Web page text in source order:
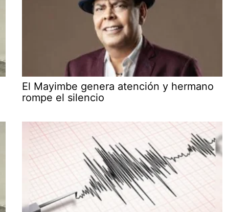
El Mayimbe genera atención y hermano
rompe el silencio